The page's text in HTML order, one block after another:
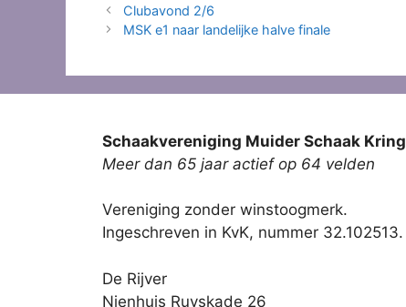
Clubavond 2/6
MSK e1 naar landelijke halve finale
Schaakvereniging Muider Schaak Kring
Meer dan 65 jaar actief op 64 velden
Vereniging zonder winstoogmerk.
Ingeschreven in KvK, nummer 32.102513.
De Rijver
Nienhuis Ruyskade 26